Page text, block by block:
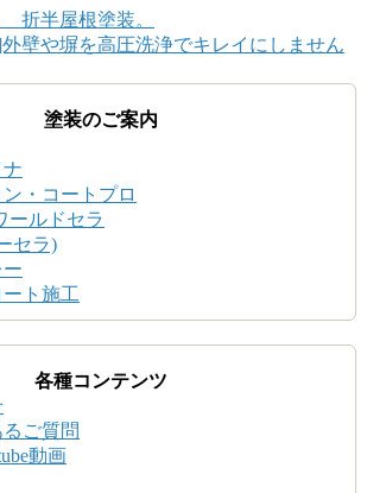
折半屋根塗装。
外壁や塀を高圧洗浄でキレイにしません
塗装のご案内
・コートプロ
ールドセラ
セラ)
ト施工
各種コンテンツ
ご質問
動画